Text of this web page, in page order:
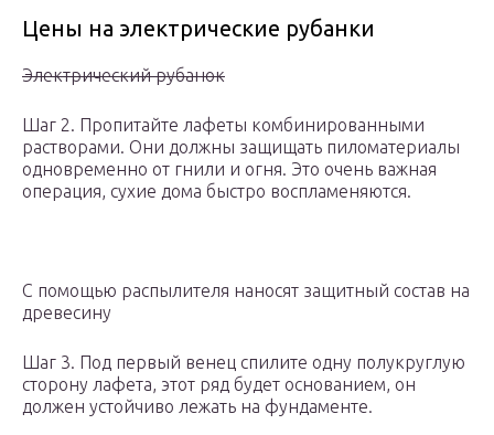
Цены на электрические рубанки
Электрический рубанок
Шаг 2. Пропитайте лафеты комбинированными
растворами. Они должны защищать пиломатериалы
одновременно от гнили и огня. Это очень важная
операция, сухие дома быстро воспламеняются.
С помощью распылителя наносят защитный состав на
древесину
Шаг 3. Под первый венец спилите одну полукруглую
сторону лафета, этот ряд будет основанием, он
должен устойчиво лежать на фундаменте.